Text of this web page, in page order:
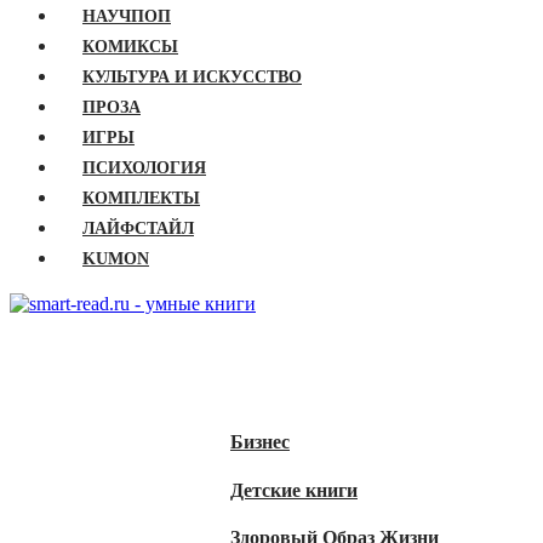
НАУЧПОП
КОМИКСЫ
КУЛЬТУРА И ИСКУССТВО
ПРОЗА
ИГРЫ
ПСИХОЛОГИЯ
КОМПЛЕКТЫ
ЛАЙФСТАЙЛ
KUMON
Бизнес
Детские книги
Здоровый Образ Жизни